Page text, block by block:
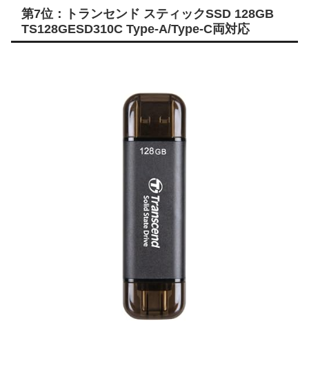
第7位：トランセンド スティックSSD 128GB
TS128GESD310C Type-A/Type-C両対応